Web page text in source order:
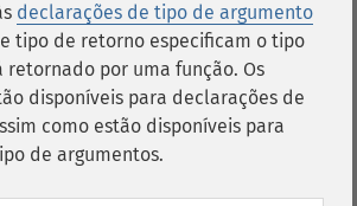
declarações de tipo de argumento
tipo de retorno especificam o tipo
retornado por uma função. Os
disponíveis para declarações de
como estão disponíveis para
de argumentos.